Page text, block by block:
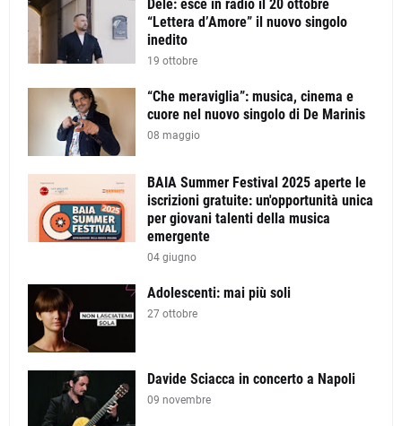
Dèlè: esce in radio il 20 ottobre
“Lettera d’Amore” il nuovo singolo
inedito
19 ottobre
“Che meraviglia”: musica, cinema e
cuore nel nuovo singolo di De Marinis
08 maggio
BAIA Summer Festival 2025 aperte le
iscrizioni gratuite: un'opportunità unica
per giovani talenti della musica
emergente
04 giugno
Adolescenti: mai più soli
27 ottobre
Davide Sciacca in concerto a Napoli
09 novembre